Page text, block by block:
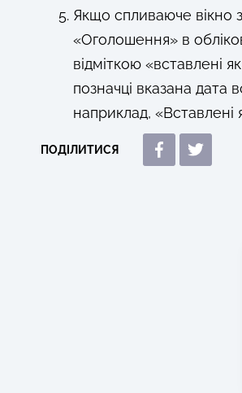
Якщо спливаюче вікно
«Оголошення» в
відміткою «вставлені
позначці вказана
наприклад, «Вставлені
ПОДІЛИТИСЯ